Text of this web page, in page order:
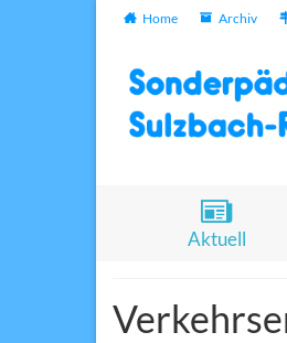
Home Archiv
Aktuell